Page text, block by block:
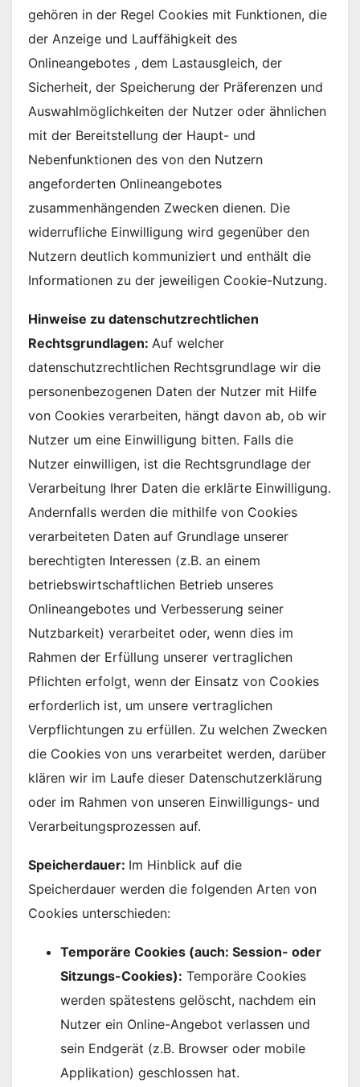
gehören in der Regel Cookies mit Funktionen, die
der Anzeige und Lauffähigkeit des
Onlineangebotes , dem Lastausgleich, der
Sicherheit, der Speicherung der Präferenzen und
Auswahlmöglichkeiten der Nutzer oder ähnlichen
mit der Bereitstellung der Haupt- und
Nebenfunktionen des von den Nutzern
angeforderten Onlineangebotes
zusammenhängenden Zwecken dienen. Die
widerrufliche Einwilligung wird gegenüber den
Nutzern deutlich kommuniziert und enthält die
Informationen zu der jeweiligen Cookie-Nutzung.
Hinweise zu datenschutzrechtlichen
Rechtsgrundlagen: Auf welcher
datenschutzrechtlichen Rechtsgrundlage wir die
personenbezogenen Daten der Nutzer mit Hilfe
von Cookies verarbeiten, hängt davon ab, ob wir
Nutzer um eine Einwilligung bitten. Falls die
Nutzer einwilligen, ist die Rechtsgrundlage der
Verarbeitung Ihrer Daten die erklärte Einwilligung.
Andernfalls werden die mithilfe von Cookies
verarbeiteten Daten auf Grundlage unserer
berechtigten Interessen (z.B. an einem
betriebswirtschaftlichen Betrieb unseres
Onlineangebotes und Verbesserung seiner
Nutzbarkeit) verarbeitet oder, wenn dies im
Rahmen der Erfüllung unserer vertraglichen
Pflichten erfolgt, wenn der Einsatz von Cookies
erforderlich ist, um unsere vertraglichen
Verpflichtungen zu erfüllen. Zu welchen Zwecken
die Cookies von uns verarbeitet werden, darüber
klären wir im Laufe dieser Datenschutzerklärung
oder im Rahmen von unseren Einwilligungs- und
Verarbeitungsprozessen auf.
Speicherdauer: Im Hinblick auf die
Speicherdauer werden die folgenden Arten von
Cookies unterschieden:
Temporäre Cookies (auch: Session- oder
Sitzungs-Cookies): Temporäre Cookies
werden spätestens gelöscht, nachdem ein
Nutzer ein Online-Angebot verlassen und
sein Endgerät (z.B. Browser oder mobile
Applikation) geschlossen hat.